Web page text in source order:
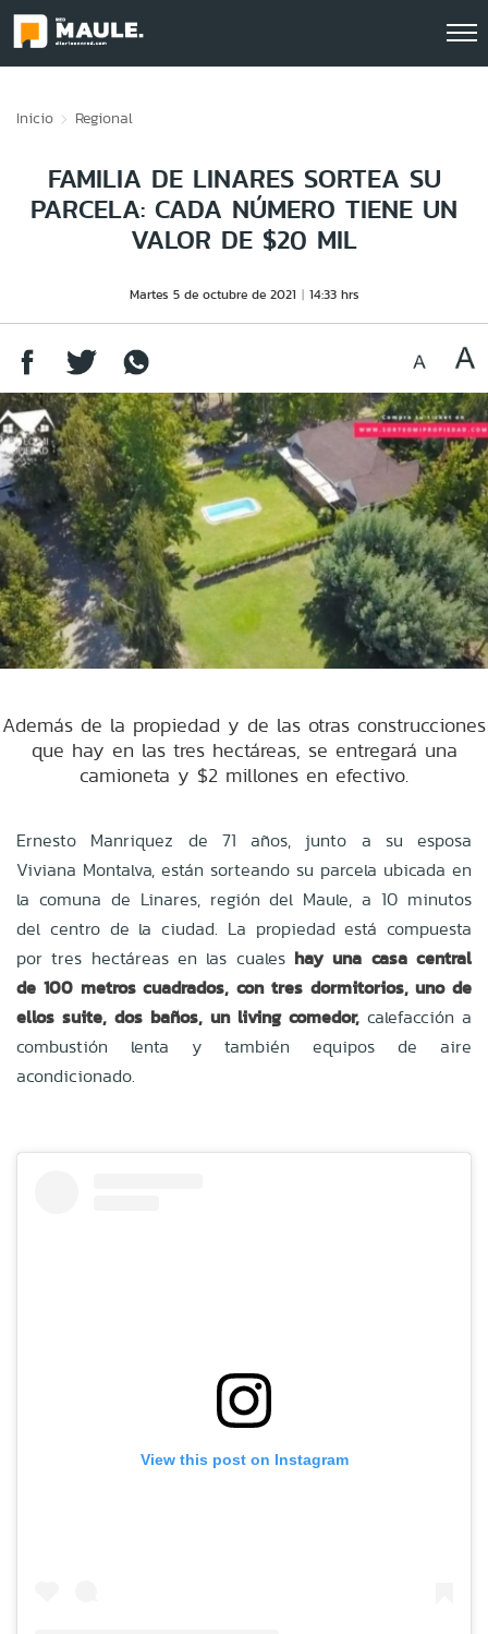
Inicio Regional
FAMILIA DE LINARES SORTEA SU
PARCELA: CADA NÚMERO TIENE UN
VALOR DE $20 MIL
Martes 5 de octubre de 2021 14:33 hrs
Además de la propiedad y de las otras construcciones
que hay en las tres hectáreas, se entregará una
camioneta y $2 millones en efectivo.
Ernesto Manriquez de 71 años, junto a su esposa
Viviana Montalva, están sorteando su parcela ubicada en
la comuna de Linares, región del Maule, a 10 minutos
del centro de la ciudad. La propiedad está compuesta
por tres hectáreas en las cuales hay una casa central
de 100 metros cuadrados, con tres dormitorios, uno de
ellos suite, dos baños, un living comedor, calefacción a
combustión lenta y también equipos de aire
acondicionado.
View this post on Instagram